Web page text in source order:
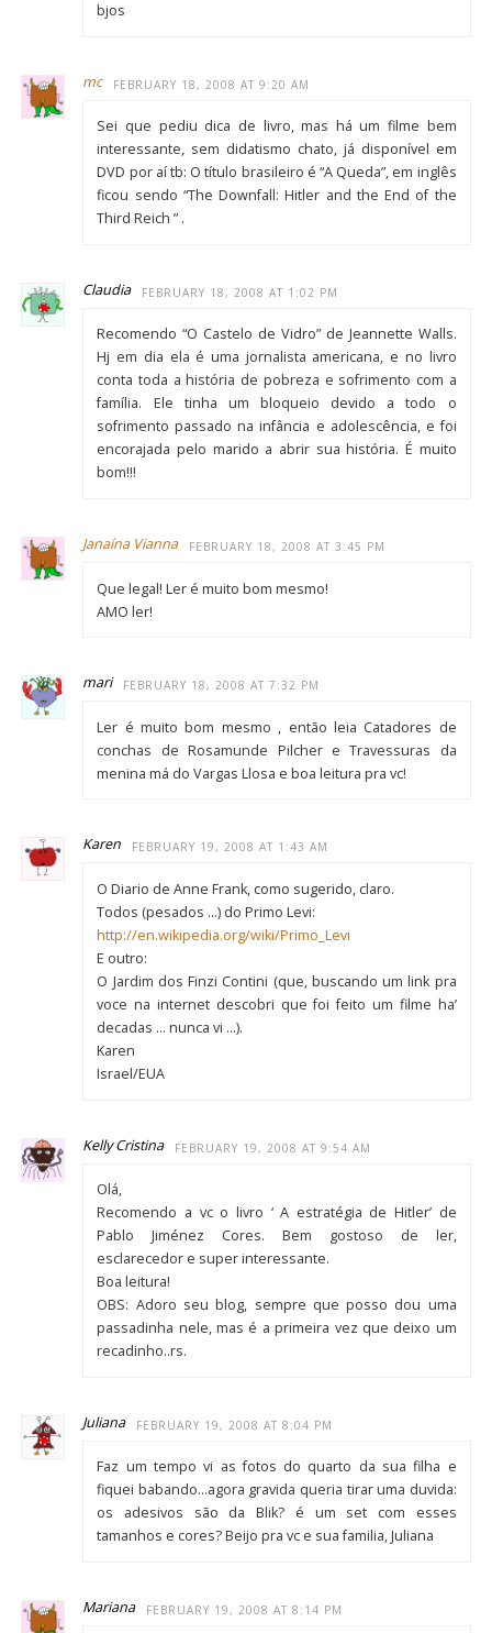
bjos
mc FEBRUARY 18, 2008 AT 9:20 AM
Sei que pediu dica de livro, mas há um filme bem
interessante, sem didatismo chato, já disponível em
DVD por aí tb: O título brasileiro é “A Queda”, em inglês
ficou sendo “The Downfall: Hitler and the End of the
Third Reich ” .
Claudia FEBRUARY 18, 2008 AT 1:02 PM
Recomendo “O Castelo de Vidro” de Jeannette Walls.
Hj em dia ela é uma jornalista americana, e no livro
conta toda a história de pobreza e sofrimento com a
família. Ele tinha um bloqueio devido a todo o
sofrimento passado na infância e adolescência, e foi
encorajada pelo marido a abrir sua história. É muito
bom!!!
Janaína Vianna FEBRUARY 18, 2008 AT 3:45 PM
Que legal! Ler é muito bom mesmo!
AMO ler!
mari FEBRUARY 18, 2008 AT 7:32 PM
Ler é muito bom mesmo , então leia Catadores de
conchas de Rosamunde Pilcher e Travessuras da
menina má do Vargas Llosa e boa leitura pra vc!
Karen FEBRUARY 19, 2008 AT 1:43 AM
O Diario de Anne Frank, como sugerido, claro.
Todos (pesados …) do Primo Levi:
http://en.wikipedia.org/wiki/Primo_Levi
E outro:
O Jardim dos Finzi Contini (que, buscando um link pra
voce na internet descobri que foi feito um filme ha’
decadas … nunca vi …).
Karen
Israel/EUA
Kelly Cristina FEBRUARY 19, 2008 AT 9:54 AM
Olá,
Recomendo a vc o livro ‘ A estratégia de Hitler’ de
Pablo Jiménez Cores. Bem gostoso de ler,
esclarecedor e super interessante.
Boa leitura!
OBS: Adoro seu blog, sempre que posso dou uma
passadinha nele, mas é a primeira vez que deixo um
recadinho..rs.
Juliana FEBRUARY 19, 2008 AT 8:04 PM
Faz um tempo vi as fotos do quarto da sua filha e
fiquei babando…agora gravida queria tirar uma duvida:
os adesivos são da Blik? é um set com esses
tamanhos e cores? Beijo pra vc e sua familia, Juliana
Mariana FEBRUARY 19, 2008 AT 8:14 PM